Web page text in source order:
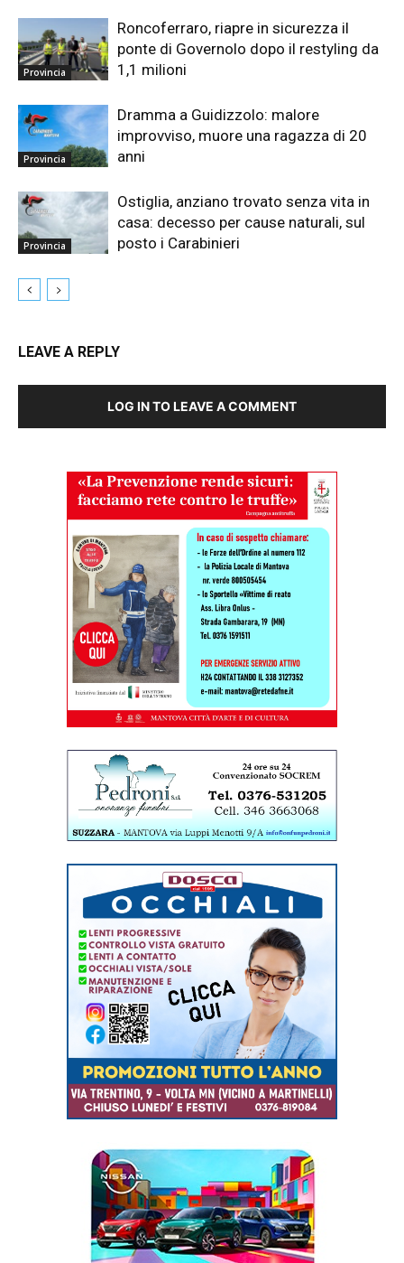
Provincia
Roncoferraro, riapre in sicurezza il
ponte di Governolo dopo il restyling da
1,1 milioni
Provincia
Dramma a Guidizzolo: malore
improvviso, muore una ragazza di 20
anni
Provincia
Ostiglia, anziano trovato senza vita in
casa: decesso per cause naturali, sul
posto i Carabinieri
LEAVE A REPLY
LOG IN TO LEAVE A COMMENT